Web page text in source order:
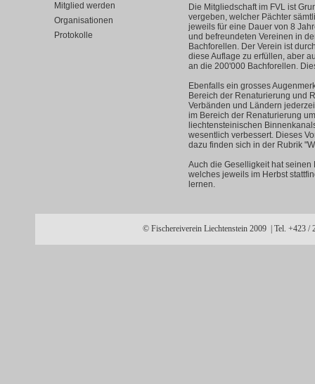
Mitglied werden
Organisationen
Protokolle
Die Mitgliedschaft im FVL ist
vergeben, welcher Pächter
jeweils für eine Dauer von 8
und befreundeten Vereinen in
Bachforellen. Der Verein ist
diese Auflage zu erfüllen, aber
an die 200'000 Bachforellen.
Ebenfalls ein grosses
Bereich der Renaturierung und
Verbänden und Ländern
im Bereich der Renaturierung
liechtensteinischen
wesentlich verbessert. Dieses
dazu finden sich in der Rubrik
Auch die Geselligkeit hat seinen
welches jeweils im Herbst
lernen.
© Fischereiverein Liechtenstein 2009 | Tel. +423